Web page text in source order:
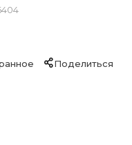
Поделиться